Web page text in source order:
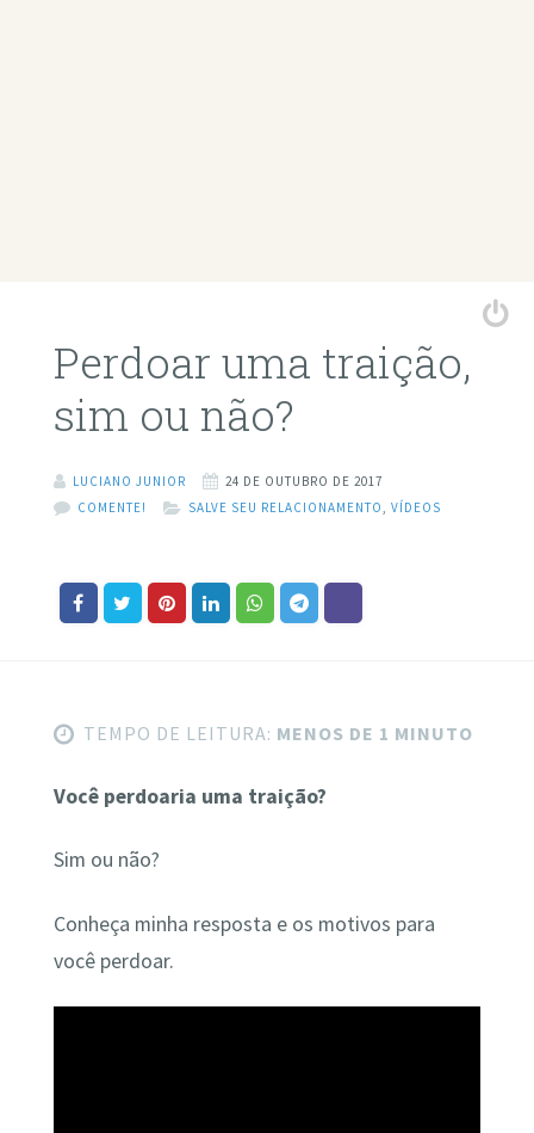
Perdoar uma traição,
sim ou não?
LUCIANO JUNIOR
24 DE OUTUBRO DE 2017
COMENTE!
SALVE SEU RELACIONAMENTO VÍDEOS
TEMPO DE LEITURA: MENOS DE 1 MINUTO
Você perdoaria uma traição?
Sim ou não?
Conheça minha resposta e os motivos para
você perdoar.